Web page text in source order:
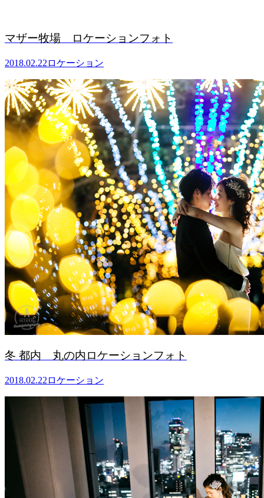
マザー牧場 ロケーションフォト
2018.02.22 ロケーション
冬 都内 丸の内ロケーションフォト
2018.02.22 ロケーション